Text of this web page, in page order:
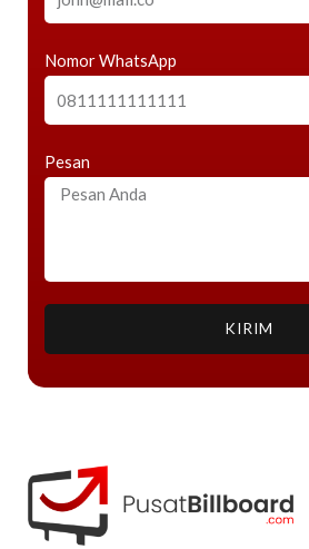
Nomor WhatsApp
Pesan
KIRIM